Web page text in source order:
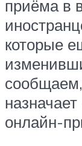
приёма в
которые
онлайн-